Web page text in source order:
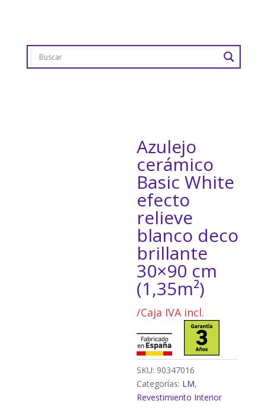
Azulejo
cerámico
Basic White
efecto
relieve
blanco deco
brillante
30×90 cm
(1,35m²)
/Caja IVA incl.
SKU: 90347016
Categorías: LM,
Revestimiento Interior